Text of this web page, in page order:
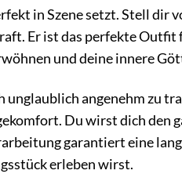
in Szene setzt. Stell dir
Er ist das perfekte Outfit
und deine innere
angenehm zu
Du wirst dich den
garantiert eine
erleben wirst.